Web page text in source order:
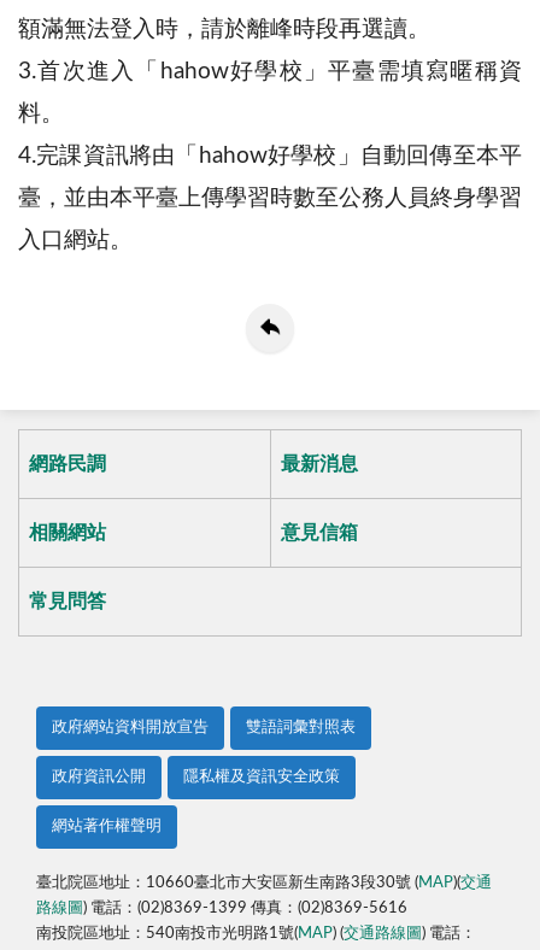
額滿無法登入時，請於離峰時段再選讀。
3.首次進入「 hahow好學校」平臺需填寫暱稱資
料。
4.完課資訊將由「 hahow好學校」自動回傳至本平
臺，並由本平臺上傳學習時數至公務人員終身學習
入口網站。
網路民調 最新消息
相關網站 意見信箱
常見問答
政府網站資料開放宣告 雙語詞彙對照表
政府資訊公開 隱私權及資訊安全政策
網站著作權聲明
臺北院區地址：10660臺北市大安區新生南路3段30號 (MAP)(交通
路線圖) 電話：(02)8369-1399 傳真：(02)8369-5616
南投院區地址：540南投市光明路1號(MAP) (交通路線圖) 電話：